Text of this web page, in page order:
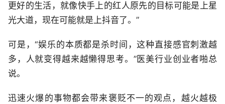
更好的生活，就像快手上的红人原先的目标可能是上星
光大道，现在可能就是上抖音了。”
可是，“娱乐的本质都是杀时间，这种直接感官刺激越
多，人就变得越来越懒得思考。”医美行业创业者啪总
说。
迅速火爆的事物都会带来褒贬不一的观点，越火越极